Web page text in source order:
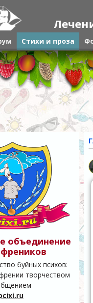
Стихи и проза
объединение
буйных психов:
творчеством